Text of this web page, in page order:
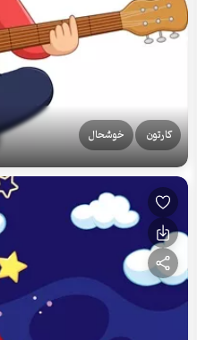
کارتون خوشحال